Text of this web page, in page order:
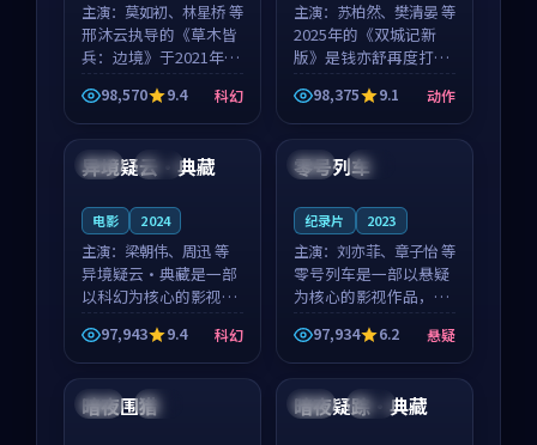
主演： 莫如初、林星桥 等
邢沐云执导的《草木皆
兵：边境》于2021年面
世，泰国的城市气质与
校园青春的人物心境共
同构筑了影片基调。莫
如初、林星桥用细腻的
表演撑起整部科幻电
98,570 9.4 科幻
主演： 苏柏然、樊清晏 等
2025年的《双城记新
版》是钱亦舒再度打磨
的动作佳作。中国大陆
的取景与沙漠探险的氛
围相互成就，苏柏然与
樊清晏的对手戏自然克
制，让整部影片在悬念
98,375 9.1 动作
韩国 高分
异境疑云·典藏
电影 2024
主演： 梁朝伟、周迅 等
异境疑云·典藏是一部
以科幻为核心的影视作
品，围绕危机、反转与
人物成长展开，整体节
奏紧凑，值得推荐观
看。
97,943 9.4 科幻
泰国 杜比
零号列车
纪录片 2023
主演： 刘亦菲、章子怡 等
零号列车是一部以悬疑
为核心的影视作品，围
绕危机、反转与人物成
长展开，整体节奏紧
凑，值得推荐观看。
97,934 6.2 悬疑
英国 院线
暗夜围猎 泰国 热播
暗夜疑踪·典藏